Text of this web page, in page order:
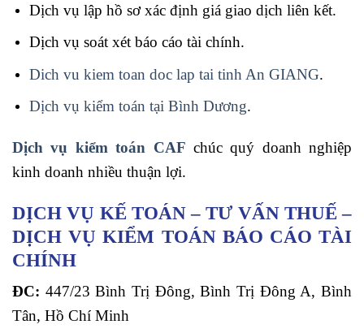
Dịch vụ lập hồ sơ xác định giá giao dịch liên kết.
Dịch vụ soát xét báo cáo tài chính.
Dich vu kiem toan doc lap tai tinh An GIANG.
Dịch vụ kiểm toán tại Bình Dương.
Dịch vụ kiểm toán CAF chúc quý doanh nghiệp
kinh doanh nhiều thuận lợi.
DỊCH VỤ KẾ TOÁN – TƯ VẤN THUẾ –
DỊCH VỤ KIỂM TOÁN BÁO CÁO TÀI
CHÍNH
ĐC: 447/23 Bình Trị Đông, Bình Trị Đông A, Bình
Tân, Hồ Chí Minh